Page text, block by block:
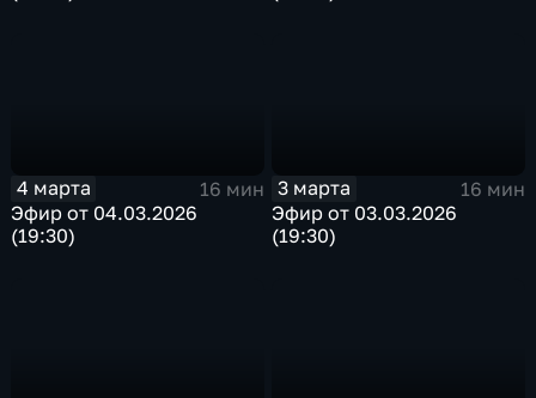
4 марта
16 мин
Эфир от 04.03.2026
(19:30)
3 марта
16 мин
Эфир от 03.03.2026
(19:30)